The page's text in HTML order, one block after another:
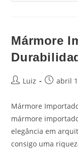
Mármore
Luiz abril
Mármore
mármore
elegância em
consigo uma